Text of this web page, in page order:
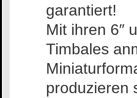
garantiert!
Mit ihren 6″
Timbales
produzieren